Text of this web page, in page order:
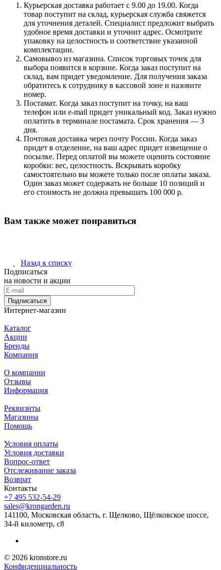
Курьерская доставка работает с 9.00 до 19.00. Когда
товар поступит на склад, курьерская служба свяжется
для уточнения деталей. Специалист предложит выбрать
удобное время доставки и уточнит адрес. Осмотрите
упаковку на целостность и соответствие указанной
комплектации.
Самовывоз из магазина. Список торговых точек для
выбора появится в корзине. Когда заказ поступит на
склад, вам придет уведомление. Для получения заказа
обратитесь к сотруднику в кассовой зоне и назовите
номер.
Постамат. Когда заказ поступит на точку, на ваш
телефон или e-mail придет уникальный код. Заказ нужно
оплатить в терминале постамата. Срок хранения — 3
дня.
Почтовая доставка через почту России. Когда заказ
придет в отделение, на ваш адрес придет извещение о
посылке. Перед оплатой вы можете оценить состояние
коробки: вес, целостность. Вскрывать коробку
самостоятельно вы можете только после оплаты заказа.
Один заказ может содержать не больше 10 позиций и
его стоимость не должна превышать 100 000 р.
Вам также может понравиться
Назад к списку
Подписаться
на новости и акции
Подписаться
Интернет-магазин
Каталог
Акции
Бренды
Компания
О компании
Отзывы
Информация
Реквизиты
Магазины
Помощь
Условия оплаты
Условия доставки
Вопрос-ответ
Отслеживание заказа
Возврат
Контакты
+7 495 532-54-29
sales@krongarden.ru
141100, Московская область, г. Щелково, Щёлковское шоссе,
34-й километр, с8
© 2026 kronstore.ru
Конфиденциальность